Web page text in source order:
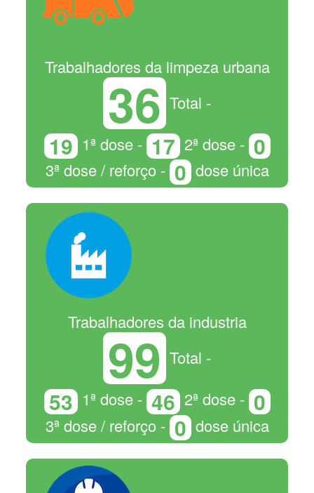
Trabalhadores da limpeza urbana
36 Total -
19 1ª dose - 17 2ª dose - 0
3ª dose / reforço - 0 dose única
Trabalhadores da industria
99 Total -
53 1ª dose - 46 2ª dose - 0
3ª dose / reforço - 0 dose única